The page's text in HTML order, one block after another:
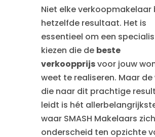
Niet elke verkoopmakelaar
hetzelfde resultaat. Het is
essentieel om een
kiezen die de beste
verkoopprijsvoor jouw
weet te realiseren. Maar de
die naar dit prachtige
leidt is hét
waar SMASH Makelaars zich
onderscheid ten opzichte